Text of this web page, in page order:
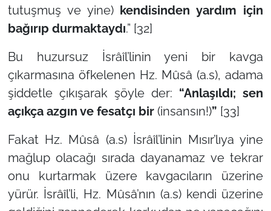
tutuşmuş ve yine) kendisinden yardım için
bağırıp durmaktaydı.” [32]
Bu huzursuz İsrâîl’linin yeni bir kavga
çıkarmasına öfkelenen Hz. Mûsâ (a.s), adama
şiddetle çıkışarak şöyle der: “Anlaşıldı; sen
açıkça azgın ve fesatçı bir (insansın!)” [33]
Fakat Hz. Mûsâ (a.s) İsrâîl’linin Mısır’lıya yine
mağlup olacağı sırada dayanamaz ve tekrar
onu kurtarmak üzere kavgacıların üzerine
yürür. İsrâîl’li, Hz. Mûsâ’nın (a.s) kendi üzerine